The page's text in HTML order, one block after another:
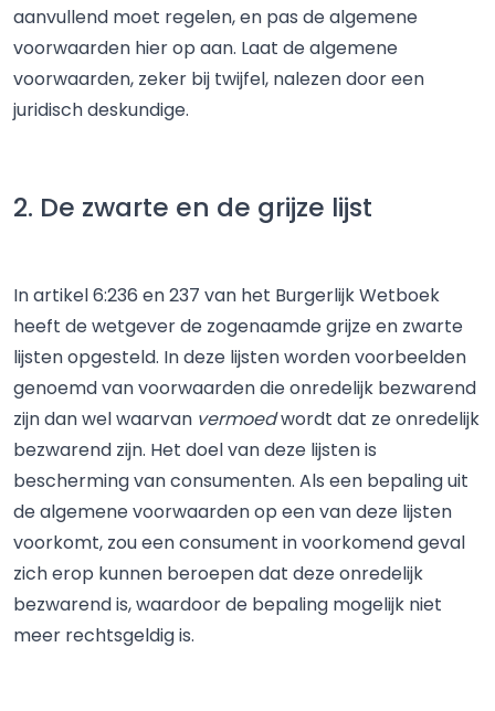
aanvullend moet regelen, en pas de algemene
voorwaarden hier op aan. Laat de algemene
voorwaarden, zeker bij twijfel, nalezen door een
juridisch deskundige.
2. De zwarte en de grijze lijst
In artikel 6:236 en 237 van het Burgerlijk Wetboek
heeft de wetgever de zogenaamde grijze en zwarte
lijsten opgesteld. In deze lijsten worden voorbeelden
genoemd van voorwaarden die onredelijk bezwarend
zijn dan wel waarvan vermoedwordt dat ze onredelijk
bezwarend zijn. Het doel van deze lijsten is
bescherming van consumenten. Als een bepaling uit
de algemene voorwaarden op een van deze lijsten
voorkomt, zou een consument in voorkomend geval
zich erop kunnen beroepen dat deze onredelijk
bezwarend is, waardoor de bepaling mogelijk niet
meer rechtsgeldig is.